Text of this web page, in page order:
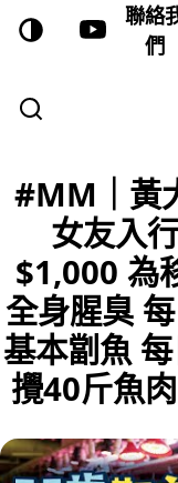
聯絡
們
#MM｜黃
女友入
$1,000 為
全身腥臭
基本劏魚
攪40斤魚